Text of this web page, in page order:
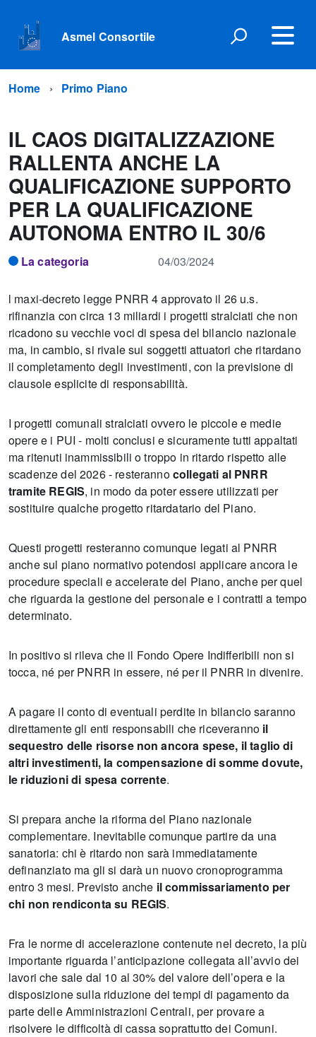
Asmel Consortile
Home Primo Piano
IL CAOS DIGITALIZZAZIONE
RALLENTA ANCHE LA
QUALIFICAZIONE SUPPORTO
PER LA QUALIFICAZIONE
AUTONOMA ENTRO IL 30/6
La categoria 04/03/2024
l maxi-decreto legge PNRR 4 approvato il 26 u.s.
rifinanzia con circa 13 miliardi i progetti stralciati che non
ricadono su vecchie voci di spesa del bilancio nazionale
ma, in cambio, si rivale sui soggetti attuatori che ritardano
il completamento degli investimenti, con la previsione di
clausole esplicite di responsabilità.
I progetti comunali stralciati ovvero le piccole e medie
opere e i PUI - molti conclusi e sicuramente tutti appaltati
ma ritenuti inammissibili o troppo in ritardo rispetto alle
scadenze del 2026 - resterannocollegati al PNRR
tramite REGIS, in modo da poter essere utilizzati per
sostituire qualche progetto ritardatario del Piano.
Questi progetti resteranno comunque legati al PNRR
anche sul piano normativo potendosi applicare ancora le
procedure speciali e accelerate del Piano, anche per quel
che riguarda la gestione del personale e i contratti a tempo
determinato.
In positivo si rileva che il Fondo Opere Indifferibili non si
tocca, né per PNRR in essere, né per il PNRR in divenire.
A pagare il conto di eventuali perdite in bilancio saranno
direttamente gli enti responsabili che riceveranno il
sequestro delle risorse non ancora spese, il taglio di
altri investimenti, la compensazione di somme dovute,
le riduzioni di spesa corrente.
Si prepara anche la riforma del Piano nazionale
complementare. Inevitabile comunque partire da una
sanatoria: chi è ritardo non sarà immediatamente
definanziato ma gli si darà un nuovo cronoprogramma
entro 3 mesi. Previsto anche il commissariamento per
chi non rendiconta su REGIS.
Fra le norme di accelerazione contenute nel decreto, la più
importante riguarda l’anticipazione collegata all’avvio dei
lavori che sale dal 10 al 30% del valore dell’opera e la
disposizione sulla riduzione dei tempi di pagamento da
parte delle Amministrazioni Centrali, per provare a
risolvere le difficoltà di cassa soprattutto dei Comuni.